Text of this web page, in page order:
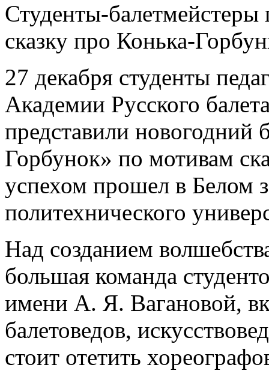
Студенты-
сказку про Конька-
27 декабря студенты
Академии Русского
представили новогодний
Горбунок» по мотивам
успехом прошел в Белом
политехнического
Над созданием
большая команда
имени А. Я. Вагановой,
балетоведов,
стоит отетить